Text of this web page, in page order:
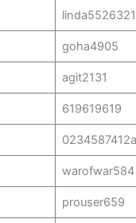
goha4905
agit2131
619619619
warofwar584
prouser659